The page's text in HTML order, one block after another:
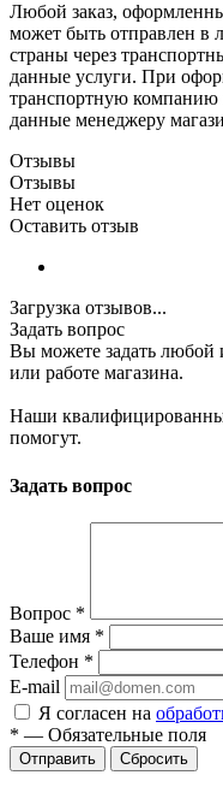
Любой заказ,
может быть отправлен в
страны через
данные услуги. При
транспортную компанию
данные менеджеру
Отзывы
Отзывы
Нет оценок
Оставить отзыв
Загрузка отзывов...
Задать вопрос
Вы можете задать любой
или работе магазина.
Наши
помогут.
Задать вопрос
Вопрос *
Ваше имя *
Телефон *
E-mail
Я согласен на
* — Обязательные поля
Сбросить